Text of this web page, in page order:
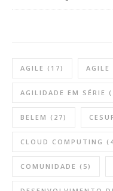
AGILE (17) AGILE
AGILIDADE EM SÉRIE
BELEM (27)
CLOUD COMPUTING
COMUNIDADE (5)